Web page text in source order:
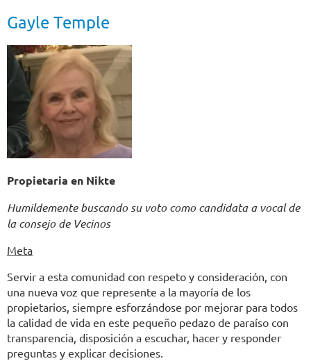
Gayle Temple
Propietaria en Nikte
Humildemente buscando su voto como candidata a vocal de
la consejo de Vecinos
Meta
Servir a esta comunidad con respeto y consideración, con
una nueva voz que represente a la mayoría de los
propietarios, siempre esforzándose por mejorar para todos
la calidad de vida en este pequeño pedazo de paraíso con
transparencia, disposición a escuchar, hacer y responder
preguntas y explicar decisiones.